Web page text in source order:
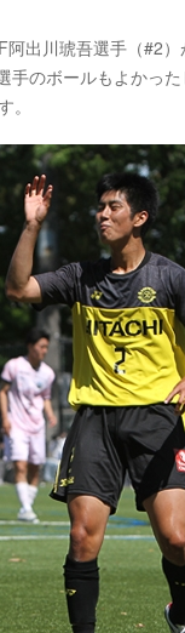
出川琥吾選手（#2
手のボールもよかっ